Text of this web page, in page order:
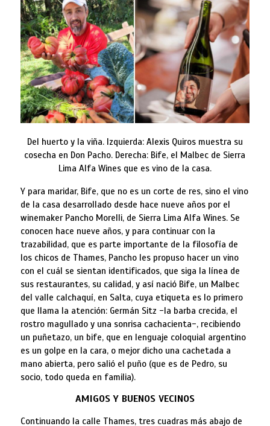
Del huerto y la viña. Izquierda: Alexis Quiros muestra su
cosecha en Don Pacho. Derecha: Bife, el Malbec de Sierra
Lima Alfa Wines que es vino de la casa.
Y para maridar, Bife, que no es un corte de res, sino el vino
de la casa desarrollado desde hace nueve años por el
winemaker Pancho Morelli, de Sierra Lima Alfa Wines. Se
conocen hace nueve años, y para continuar con la
trazabilidad, que es parte importante de la filosofía de
los chicos de Thames, Pancho les propuso hacer un vino
con el cuál se sientan identificados, que siga la línea de
sus restaurantes, su calidad, y así nació Bife, un Malbec
del valle calchaquí, en Salta, cuya etiqueta es lo primero
que llama la atención: Germán Sitz -la barba crecida, el
rostro magullado y una sonrisa cachacienta-, recibiendo
un puñetazo, un bife, que en lenguaje coloquial argentino
es un golpe en la cara, o mejor dicho una cachetada a
mano abierta, pero salió el puño (que es de Pedro, su
socio, todo queda en familia).
AMIGOS Y BUENOS VECINOS
Continuando la calle Thames, tres cuadras más abajo de